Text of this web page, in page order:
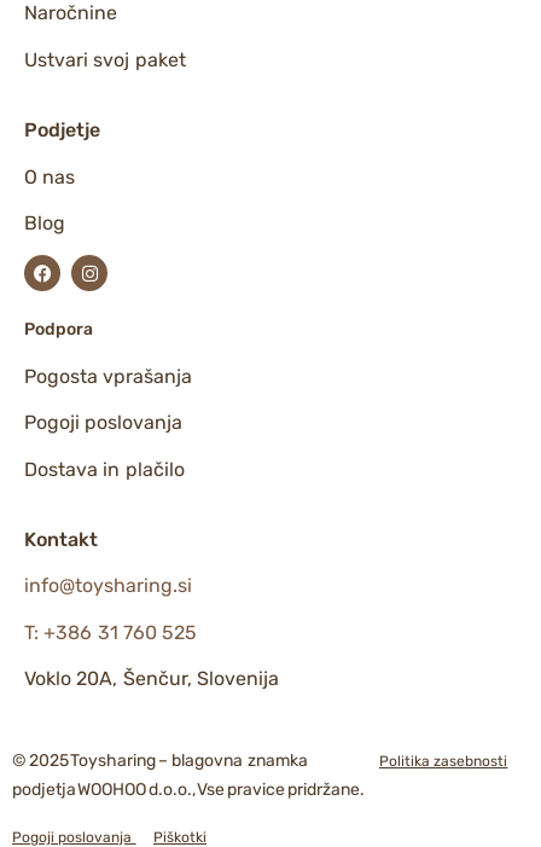
Naročnine
Ustvari svoj paket
Podjetje
O nas
Blog
Podpora
Pogosta vprašanja
Pogoji poslovanja
Dostava in plačilo
Kontakt
info@toysharing.si
T: +386 31 760 525
Voklo 20A, Šenčur, Slovenija
© 2025 Toysharing – blagovna znamka
podjetja WOOHOO d.o.o., Vse pravice pridržane.
Politika zasebnosti
Pogoji poslovanja Piškotki